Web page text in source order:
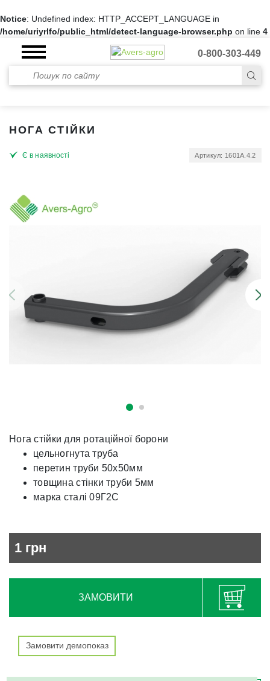
Notice: Undefined index: HTTP_ACCEPT_LANGUAGE in
/home/uriyrlfo/public_html/detect-language-browser.php on line 4
0-800-303-449
НОГА СТІЙКИ
Є в наявності Артикул: 1601А.4.2
Нога стійки для ротаційної борони
цельногнута труба
перетин труби 50х50мм
товщина стінки труби 5мм
марка сталі 09Г2С
1 грн
ЗАМОВИТИ
Замовити демопоказ